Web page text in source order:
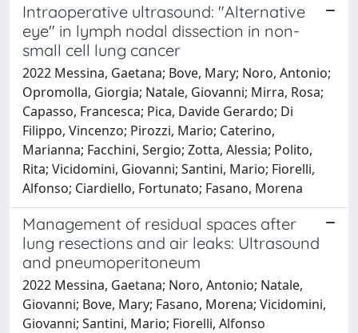
Intraoperative ultrasound: "Alternative
eye" in lymph nodal dissection in non-
small cell lung cancer
2022 Messina, Gaetana; Bove, Mary; Noro, Antonio;
Opromolla, Giorgia; Natale, Giovanni; Mirra, Rosa;
Capasso, Francesca; Pica, Davide Gerardo; Di
Filippo, Vincenzo; Pirozzi, Mario; Caterino,
Marianna; Facchini, Sergio; Zotta, Alessia; Polito,
Rita; Vicidomini, Giovanni; Santini, Mario; Fiorelli,
Alfonso; Ciardiello, Fortunato; Fasano, Morena
Management of residual spaces after
lung resections and air leaks: Ultrasound
and pneumoperitoneum
2022 Messina, Gaetana; Noro, Antonio; Natale,
Giovanni; Bove, Mary; Fasano, Morena; Vicidomini,
Giovanni; Santini, Mario; Fiorelli, Alfonso